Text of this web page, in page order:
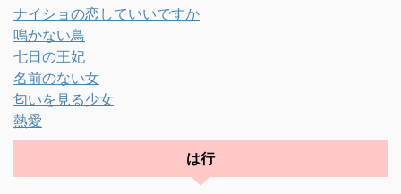
ナイショの恋していいですか
鳴かない鳥
七日の王妃
名前のない女
匂いを見る少女
熱愛
は行